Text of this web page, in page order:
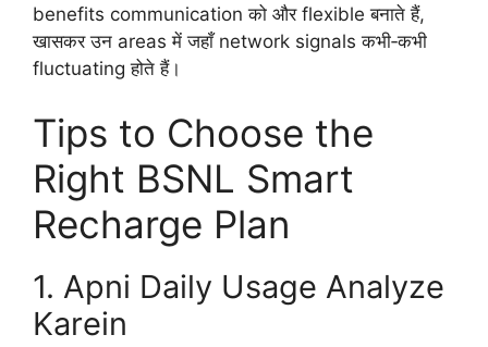
benefits communication को और flexible बनाते हैं,
खासकर उन areas में जहाँ network signals कभी‑कभी
fluctuating होते हैं।
Tips to Choose the
Right BSNL Smart
Recharge Plan
1. Apni Daily Usage Analyze
Karein